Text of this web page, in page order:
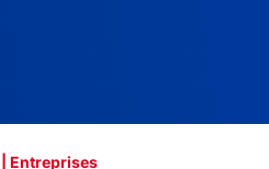
Entreprises